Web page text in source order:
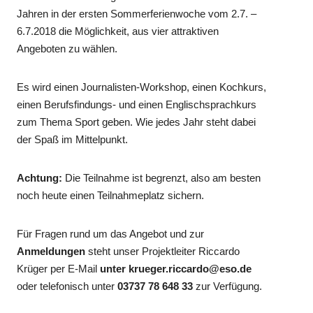
Jahren in der ersten Sommerferienwoche vom 2.7. –
6.7.2018 die Möglichkeit, aus vier attraktiven
Angeboten zu wählen.
Es wird einen Journalisten-Workshop, einen Kochkurs,
einen Berufsfindungs- und einen Englischsprachkurs
zum Thema Sport geben. Wie jedes Jahr steht dabei
der Spaß im Mittelpunkt.
Achtung: Die Teilnahme ist begrenzt, also am besten
noch heute einen Teilnahmeplatz sichern.
Für Fragen rund um das Angebot und zur
Anmeldungen steht unser Projektleiter Riccardo
Krüger per E-Mail unter krueger.riccardo@eso.de
oder telefonisch unter03737 78 648 33 zur Verfügung.